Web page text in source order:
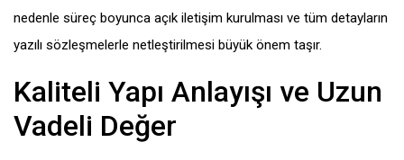
nedenle süreç boyunca açık iletişim kurulması ve tüm detayların
yazılı sözleşmelerle netleştirilmesi büyük önem taşır.
Kaliteli Yapı Anlayışı ve Uzun
Vadeli Değer